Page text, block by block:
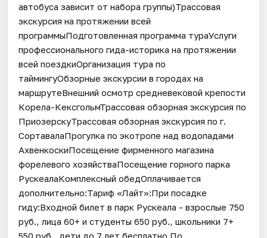
автобуса зависит от набора группы)Трассовая
экскурсия на протяжении всей
программыПодготовленная программа тураУслуги
профессионального гида-историка на протяжении
всей поездкиОрганизация тура по
таймингуОбзорные экскурсии в городах на
маршрутеВнешний осмотр средневековой крепости
Корела-КексгольмТрассовая обзорная экскурсия по
ПриозерскуТрассовая обзорная экскурсия по г.
СортавалаПрогулка по экотропе над водопадами
АхвенкоскиПосещение фирменного магазина
форелевого хозяйстваПосещение горного парка
РускеалаКомплексный обедОплачивается
дополнительно:Тариф «Лайт»:При посадке
гиду:Входной билет в парк Рускеала - взрослые 750
руб., лица 60+ и студенты 650 руб., школьники 7+
550 руб., дети до 7 лет бесплатно.По